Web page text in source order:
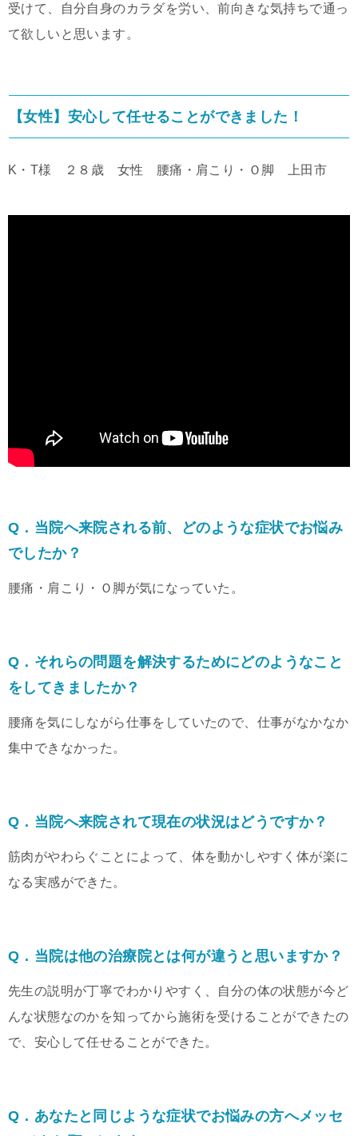
受けて、自分自身のカラダを労い、前向きな気持ちで通っ
て欲しいと思います。
【女性】安心して任せることができました！
K・T様 ２８歳 女性 腰痛・肩こり・Ｏ脚 上田市
Q．当院へ来院される前、どのような症状でお悩み
でしたか？
腰痛・肩こり・Ｏ脚が気になっていた。
Q．それらの問題を解決するためにどのようなこと
をしてきましたか？
腰痛を気にしながら仕事をしていたので、仕事がなかなか
集中できなかった。
Q．当院へ来院されて現在の状況はどうですか？
筋肉がやわらぐことによって、体を動かしやすく体が楽に
なる実感ができた。
Q．当院は他の治療院とは何が違うと思いますか？
先生の説明が丁寧でわかりやすく、自分の体の状態が今ど
んな状態なのかを知ってから施術を受けることができたの
で、安心して任せることができた。
Q．あなたと同じような症状でお悩みの方へメッセ